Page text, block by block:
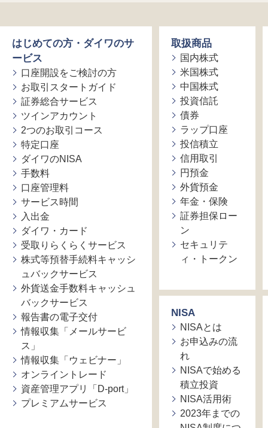
はじめての方・ダイワのサ
ービス
口座開設をご検討の方
お取引スタートガイド
証券総合サービス
ツインアカウント
2つのお取引コース
特定口座
ダイワのNISA
手数料
口座管理料
サービス時間
入出金
ダイワ・カード
受取りらくらくサービス
株式等預替手続料キャッシ
ュバックサービス
外貨送金手数料キャッシュ
バックサービス
報告書の電子交付
情報収集「メールサービ
ス」
情報収集「ウェビナー」
オンライントレード
資産管理アプリ「D-port」
プレミアムサービス
取扱商品
国内株式
米国株式
中国株式
投資信託
債券
ラップ口座
投信積立
信用取引
円預金
外貨預金
年金・保険
証券担保ロー
ン
セキュリテ
ィ・トークン
NISA
NISAとは
お申込みの流
れ
NISAで始める
積立投資
NISA活用術
2023年までの